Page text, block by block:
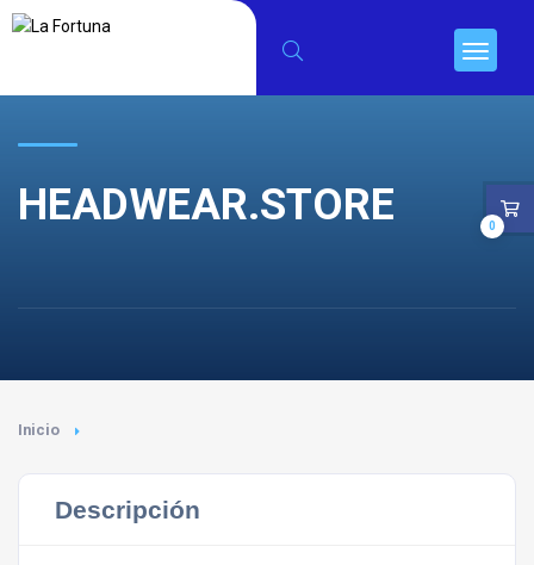
HEADWEAR.STORE
Inicio
Descripción
0